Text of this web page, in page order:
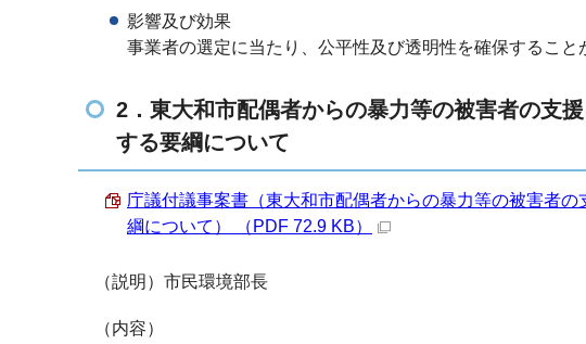
影響及び効果
事業者の選定に当たり、公平性及び透明性を確保すること
2．東大和市配偶者からの暴力等の被害者の支
する要綱について
庁議付議事案書（東大和市配偶者からの暴力等の被害者
綱について） （PDF 72.9 KB）
（説明）市民環境部長
（内容）